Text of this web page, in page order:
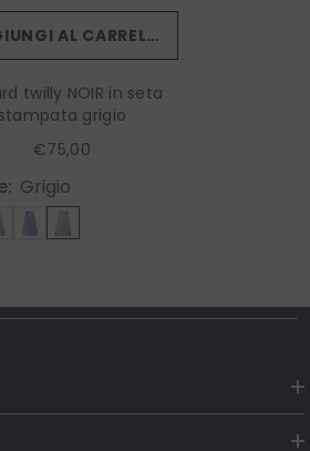
AL CARRELLO
twilly NOIR in seta
stampata grigio
€75,00
Grigio